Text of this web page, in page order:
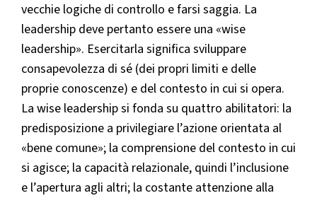
vecchie logiche di controllo e farsi saggia. La
leadership deve pertanto essere una «wise
leadership». Esercitarla significa sviluppare
consapevolezza di sé (dei propri limiti e delle
proprie conoscenze) e del contesto in cui si opera.
La wise leadership si fonda su quattro abilitatori: la
predisposizione a privilegiare l’azione orientata al
«bene comune»; la comprensione del contesto in cui
si agisce; la capacità relazionale, quindi l’inclusione
e l’apertura agli altri; la costante attenzione alla